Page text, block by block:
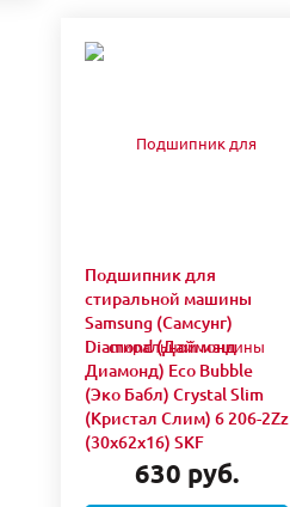
Подшипник для
стиральной машины
Samsung (Самсунг)
Diamond (Даймонд
Диамонд) Eco Bubble
(Эко Бабл) Crystal Slim
(Кристал Слим) 6 206-2Zz
(30x62x16) SKF
630 руб.